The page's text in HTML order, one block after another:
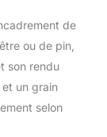
de
ou de pin,
son rendu
un grain
selon